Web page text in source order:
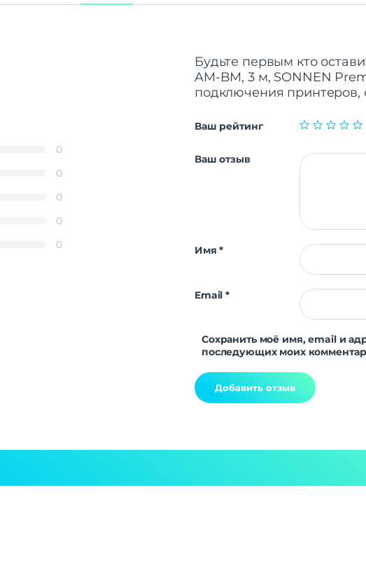
0
0
0
0
0
Будьте первым кто
AM-BM, 3 м, SONNEN
подключения принтеров,
Ваш рейтинг
Ваш отзыв
Имя*
Email*
Сохранить моё имя, email и
последующих моих